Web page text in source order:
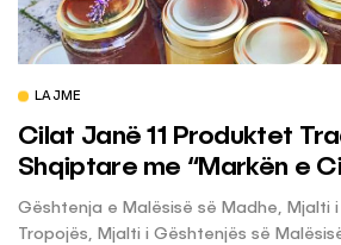
LAJME
Cilat Janë 11 Produktet
Shqiptare me “Markën e
Gështenja e Malësisë së Madhe, Mjalti
Tropojës, Mjalti i Gështenjës së